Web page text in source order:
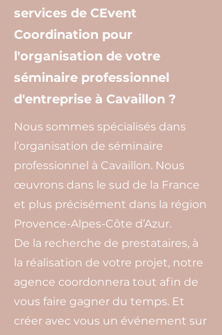
services de CEvent
Coordination pour
l'organisation de votre
séminaire professionnel
d'entreprise à Cavaillon ?
Nous sommes spécialisés dans
l’organisation de séminaire
professionnel à Cavaillon. Nous
œuvrons dans le sud de la France
et plus précisément dans la région
Provence-Alpes-Côte d’Azur.
De la recherche de prestataires, à
la réalisation de votre projet, notre
agence coordonnera tout afin de
vous faire gagner du temps. Et
créer avec vous un événement sur